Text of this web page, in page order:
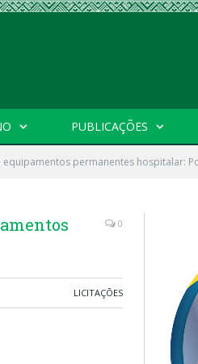
PUBLICAÇÕES
equipamentos permanentes hospitalar:
0
LICITAÇÕES